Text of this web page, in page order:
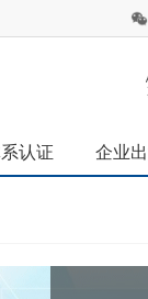
认证 企业